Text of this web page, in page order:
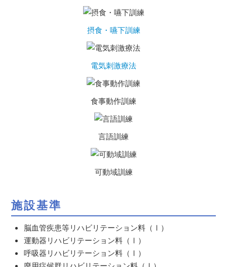
摂食・嚥下訓練
電気刺激療法
食事動作訓練
言語訓練
可動域訓練
施設基準
脳血管疾患等リハビリテーション料（Ⅰ）
運動器リハビリテーション料（Ⅰ）
呼吸器リハビリテーション料（Ⅰ）